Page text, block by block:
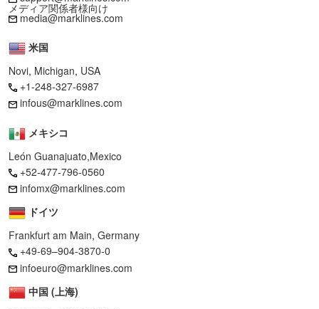
メディア関係者様向け
media@marklines.com
米国
Novi, Michigan, USA
+1-248-327-6987
infous@marklines.com
メキシコ
León Guanajuato,Mexico
+52-477-796-0560
infomx@marklines.com
ドイツ
Frankfurt am Main, Germany
+49-69–904-3870-0
infoeuro@marklines.com
中国 (上海)